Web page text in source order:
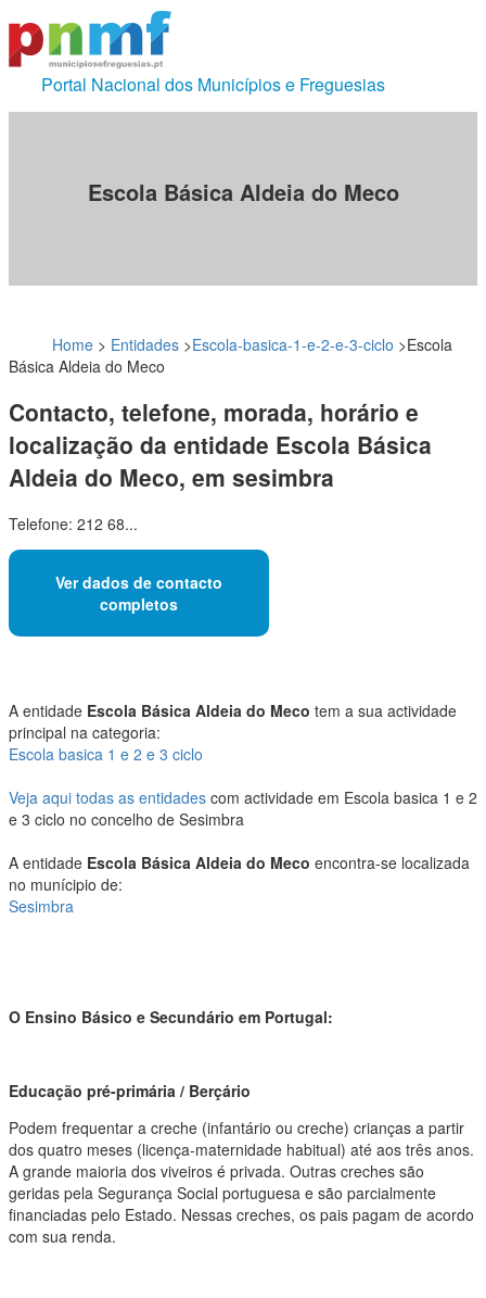
Portal Nacional dos Municípios e Freguesias
Escola Básica Aldeia do Meco
Home > Entidades >Escola-basica-1-e-2-e-3-ciclo >Escola
Básica Aldeia do Meco
Contacto, telefone, morada, horário e
localização da entidade Escola Básica
Aldeia do Meco, em sesimbra
Telefone: 212 68...
Ver dados de contacto
completos
A entidade Escola Básica Aldeia do Meco tem a sua actividade
principal na categoria:
Escola basica 1 e 2 e 3 ciclo
Veja aqui todas as entidades com actividade em Escola basica 1 e 2
e 3 ciclo no concelho de Sesimbra
A entidade Escola Básica Aldeia do Meco encontra-se localizada
no munícipio de:
Sesimbra
O Ensino Básico e Secundário em Portugal:
Educação pré-primária / Berçário
Podem frequentar a creche (infantário ou creche) crianças a partir
dos quatro meses (licença-maternidade habitual) até aos três anos.
A grande maioria dos viveiros é privada. Outras creches são
geridas pela Segurança Social portuguesa e são parcialmente
financiadas pelo Estado. Nessas creches, os pais pagam de acordo
com sua renda.